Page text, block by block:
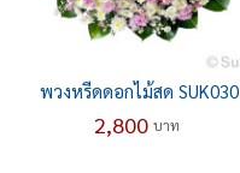
พวงหรีดดอกไม้สด SUK030
2,800 บาท